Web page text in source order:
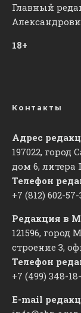
Главный
18+
Контакты
Адрес
197022,
дом 6, литера
Телефон
+7 (812) 602-57-
Редакция в
121596, город
строение 3,
Телефон
+7 (499) 348-
E-mail